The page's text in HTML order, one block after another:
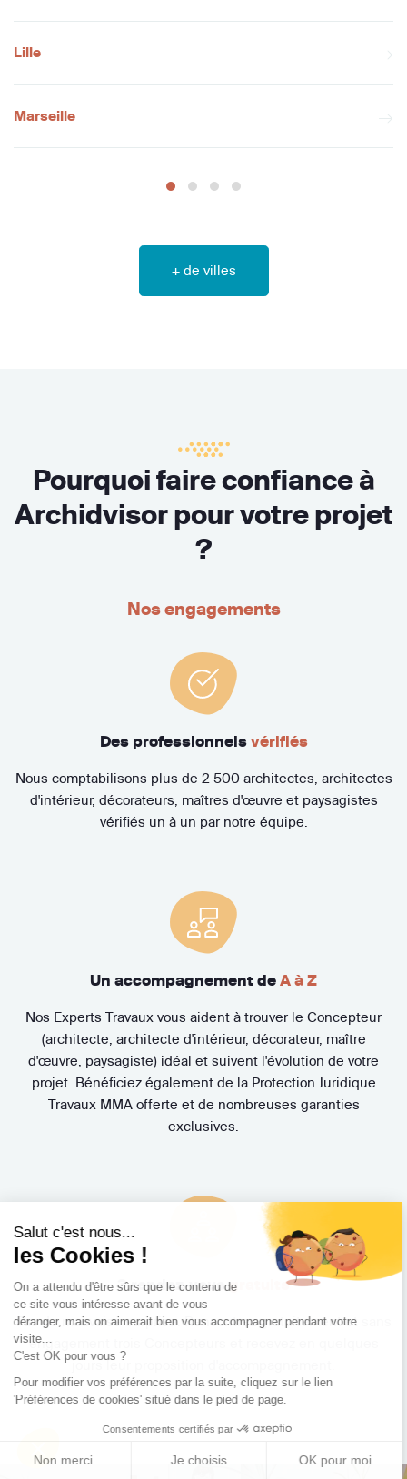
Salut c'est nous...
les Cookies !
On a attendu d'être sûrs que le contenu de
ce site vous intéresse avant de vous
déranger, mais on aimerait bien vous accompagner pendant votre
visite...
C'est OK pour vous ?
Pour modifier vos préférences par la suite, cliquez sur le lien
'Préférences de cookies' situé dans le pied de page.
Consentements certifiés par
Non merci Je choisis OK pour moi
Lille
Marseille
+ de villes
Pourquoi faire confiance à
Archidvisor pour votre projet
?
Nos engagements
Des professionnels vérifiés
Nous comptabilisons plus de 2 500 architectes, architectes
d'intérieur, décorateurs, maîtres d'œuvre et paysagistes
vérifiés un à un par notre équipe.
Un accompagnement de A à Z
Nos Experts Travaux vous aident à trouver le Concepteur
(architecte, architecte d'intérieur, décorateur, maître
d'œuvre, paysagiste) idéal et suivent l'évolution de votre
projet. Bénéficiez également de la Protection Juridique
Travaux MMA offerte et de nombreuses garanties
exclusives.
3 rendez-vousgratuits
Pas de mauvaise surprise. Rencontrez gratuitement et sans
engagement trois Concepteurs et recevez en quelques
jours leur proposition d'accompagnement.